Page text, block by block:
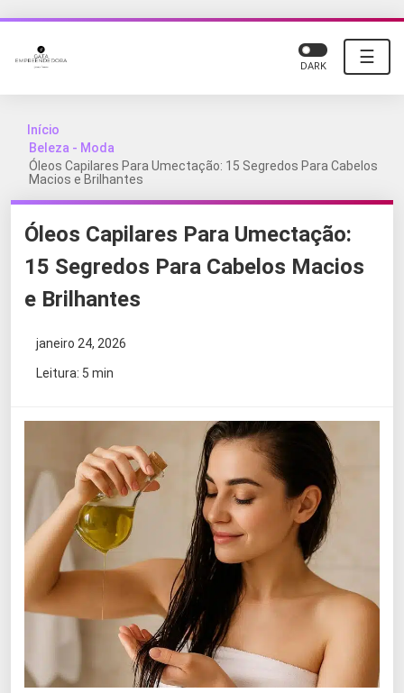
☰
DARK
Início
Beleza - Moda
Óleos Capilares Para Umectação: 15 Segredos Para Cabelos
Macios e Brilhantes
Óleos Capilares Para Umectação:
15 Segredos Para Cabelos Macios
e Brilhantes
janeiro 24, 2026
Leitura: 5 min